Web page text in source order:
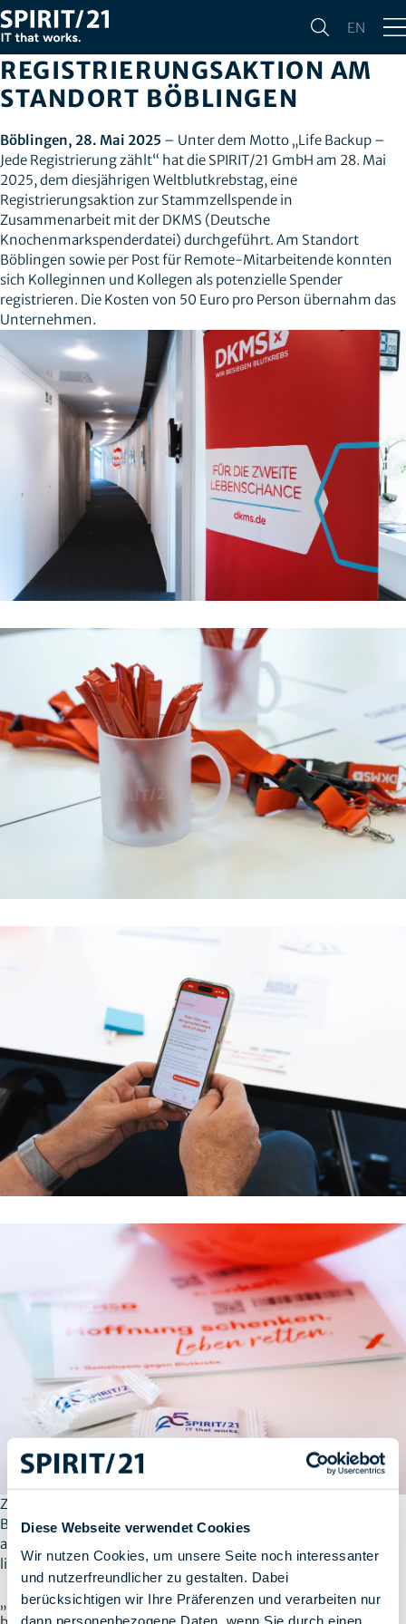
Diese Webseite verwendet Cookies
Wir nutzen Cookies, um unsere Seite noch interessanter
und nutzerfreundlicher zu gestalten. Dabei
berücksichtigen wir Ihre Präferenzen und verarbeiten nur
dann personenbezogene Daten, wenn Sie durch einen
EN
WELTBLUTKREBSTAG:
SPIRIT/21 INITIIERT DKMS-
REGISTRIERUNGSAKTION AM
STANDORT BÖBLINGEN
Böblingen, 28. Mai 2025 – Unter dem Motto „Life Backup –
Jede Registrierung zählt“ hat die SPIRIT/21 GmbH am 28. Mai
2025, dem diesjährigen Weltblutkrebstag, eine
Registrierungsaktion zur Stammzellspende in
Zusammenarbeit mit der DKMS (Deutsche
Knochenmarkspenderdatei) durchgeführt. Am Standort
Böblingen sowie per Post für Remote-Mitarbeitende konnten
sich Kolleginnen und Kollegen als potenzielle Spender
registrieren. Die Kosten von 50 Euro pro Person übernahm das
Unternehmen.
Ziel der Aktion war es, das Bewusstsein für die lebensrettende
Bedeutung von Stammzellspenden zu stärken und einen
aktiven Beitrag zur Arbeit der DKMS zu leisten. Insgesamt
ließen sich rund 30 Mitarbeitende registrieren.
„Manchmal braucht es nur eine kleine Geste, um Großes zu